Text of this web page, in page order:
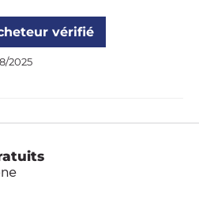
vérifié
2025